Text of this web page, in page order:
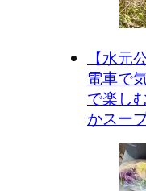
【水元
電車で
で楽し
かスー